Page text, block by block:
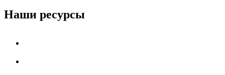
Наши ресурсы